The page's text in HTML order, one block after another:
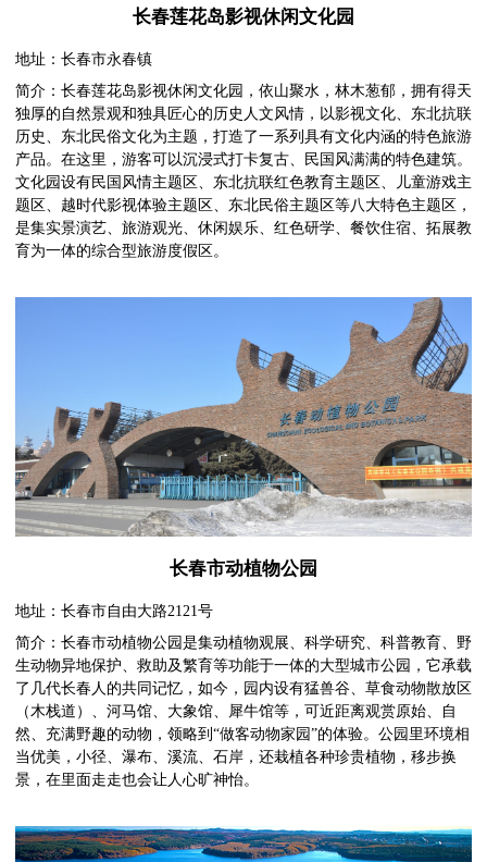
长春莲花岛影视休闲文化园
地址：长春市永春镇
简介：长春莲花岛影视休闲文化园，依山聚水，林木葱郁，拥有得天
独厚的自然景观和独具匠心的历史人文风情，以影视文化、东北抗联
历史、东北民俗文化为主题，打造了一系列具有文化内涵的特色旅游
产品。在这里，游客可以沉浸式打卡复古、民国风满满的特色建筑。
文化园设有民国风情主题区、东北抗联红色教育主题区、儿童游戏主
题区、越时代影视体验主题区、东北民俗主题区等八大特色主题区，
是集实景演艺、旅游观光、休闲娱乐、红色研学、餐饮住宿、拓展教
育为一体的综合型旅游度假区。
长春市动植物公园
地址：长春市自由大路2121号
简介：长春市动植物公园是集动植物观展、科学研究、科普教育、野
生动物异地保护、救助及繁育等功能于一体的大型城市公园，它承载
了几代长春人的共同记忆，如今，园内设有猛兽谷、草食动物散放区
（木栈道）、河马馆、大象馆、犀牛馆等，可近距离观赏原始、自
然、充满野趣的动物，领略到“做客动物家园”的体验。公园里环境相
当优美，小径、瀑布、溪流、石岸，还栽植各种珍贵植物，移步换
景，在里面走走也会让人心旷神怡。